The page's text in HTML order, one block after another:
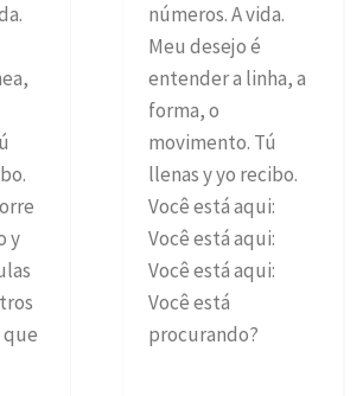
y
que
números. A vida.
Meu desejo é
entender a linha, a
forma, o
movimento. Tú
llenas y yo recibo.
Você está aqui:
Você está aqui:
Você está aqui:
Você está
procurando?